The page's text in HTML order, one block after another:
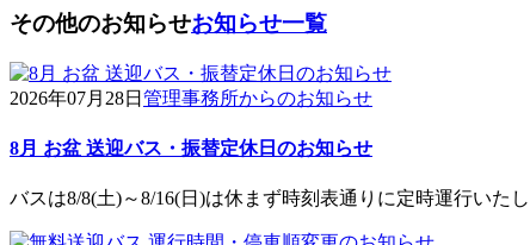
その他のお知らせお知らせ一覧
2026年07月28日 管理事務所からのお知らせ
8月 お盆 送迎バス・振替定休日のお知らせ
バスは8/8(土)～8/16(日)は休まず時刻表通りに定時運行いた